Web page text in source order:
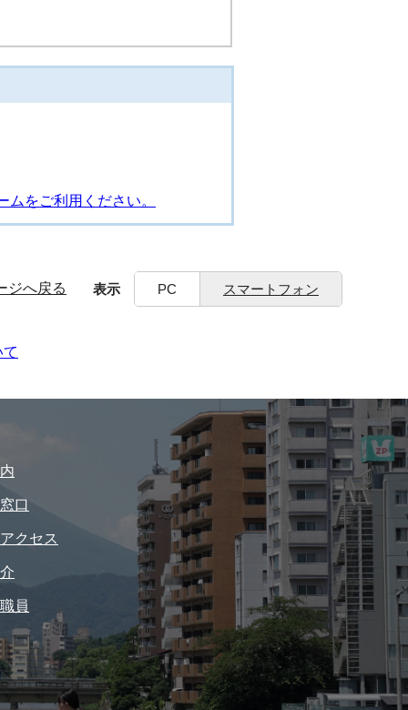
をご利用ください。
ジへ戻る 表示 PC スマートフォン
口
クセス
員